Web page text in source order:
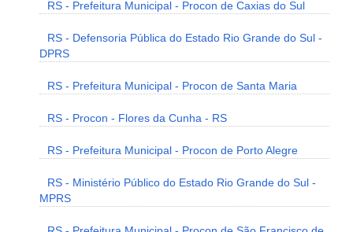
RS - Prefeitura Municipal - Procon de Caxias do Sul
RS - Defensoria Pública do Estado Rio Grande do Sul -
DPRS
RS - Prefeitura Municipal - Procon de Santa Maria
RS - Procon - Flores da Cunha - RS
RS - Prefeitura Municipal - Procon de Porto Alegre
RS - Ministério Público do Estado Rio Grande do Sul -
MPRS